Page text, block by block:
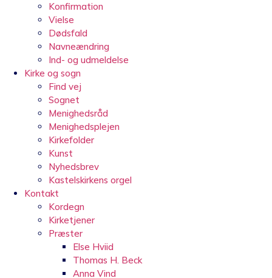
Konfirmation
Vielse
Dødsfald
Navneændring
Ind- og udmeldelse
Kirke og sogn
Find vej
Sognet
Menighedsråd
Menighedsplejen
Kirkefolder
Kunst
Nyhedsbrev
Kastelskirkens orgel
Kontakt
Kordegn
Kirketjener
Præster
Else Hviid
Thomas H. Beck
Anna Vind